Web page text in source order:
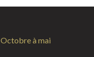
Octobre à mai